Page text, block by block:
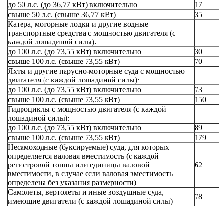
до 50 л.с. (до 36,77 кВт) включительно
17
свыше 50 л.с. (свыше 36,77 кВт)
35
Катера, моторные лодки и другие водные
транспортные средства с мощностью двигателя (с
каждой лошадиной силы):
до 100 л.с. (до 73,55 кВт) включительно
30
свыше 100 л.с. (свыше 73,55 кВт)
70
Яхты и другие парусно-моторные суда с мощностью
двигателя (с каждой лошадиной силы):
до 100 л.с. (до 73,55 кВт) включительно
73
свыше 100 л.с. (свыше 73,55 кВт)
150
Гидроциклы с мощностью двигателя (с каждой
лошадиной силы):
до 100 л.с. (до 73,55 кВт) включительно
89
свыше 100 л.с. (свыше 73,55 кВт)
179
Несамоходные (буксируемые) суда, для которых
определяется валовая вместимость (с каждой
регистровой тонны или единицы валовой
вместимости, в случае если валовая вместимость
определена без указания размерности)
62
Самолеты, вертолеты и иные воздушные суда,
имеющие двигатели (с каждой лошадиной силы)
78